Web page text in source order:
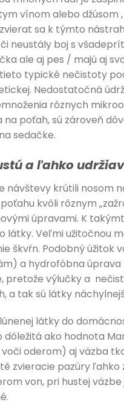
vínom alebo džúsom ,
sa k týmto
neustály boj s
ale aj pes / majú aj
typické nečistoty
Nedostatočná
rôznych
poťah, sú zároveň
sedačke.
a ľahko
návštevy krútili nosom
kvôli rôznym
úpravami. K
látky. Veľmi užitočnou
škvŕn. Podobný
a hydrofóbna
pretože výlučky a
a tak sú látky
látky do
dôležitá ako hodnota
oderom) aj väzba
zvieracie pazúry ľahko
von, pri hustej